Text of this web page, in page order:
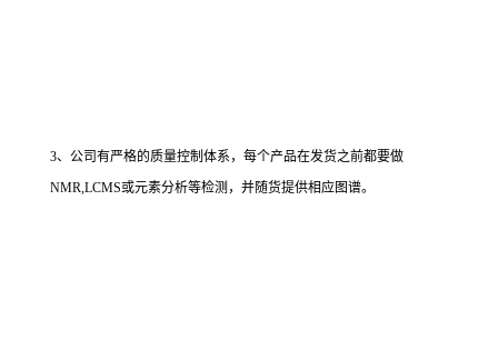
3、公司有严格的质量控制体系，每个产品在发货之前都要做
NMR,LCMS或元素分析等检测，并随货提供相应图谱。